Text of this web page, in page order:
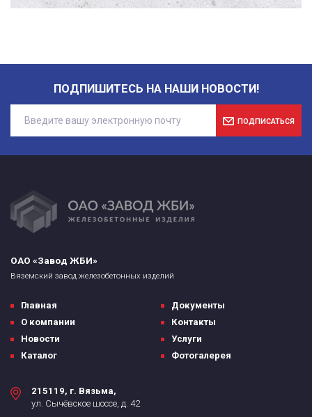
ПОДПИШИТЕСЬ НА НАШИ НОВОСТИ!
ПОДПИСАТЬСЯ
ОАО «Завод ЖБИ»
Вяземский завод железобетонных изделий
Главная
О компании
Новости
Каталог
Документы
Контакты
Услуги
Фотогалерея
215119, г. Вязьма,
ул. Сычёвское шоссе, д. 42